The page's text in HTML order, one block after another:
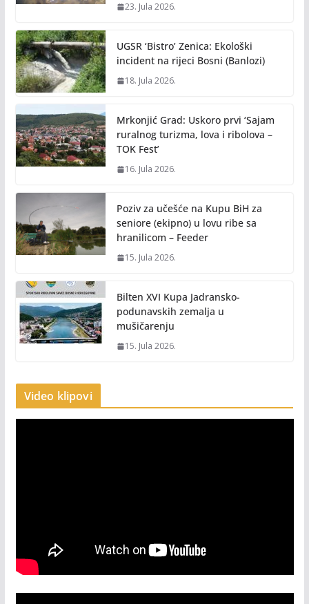
23. Jula 2026.
UGSR ‘Bistro’ Zenica: Ekološki
incident na rijeci Bosni (Banlozi)
18. Jula 2026.
Mrkonjić Grad: Uskoro prvi ‘Sajam
ruralnog turizma, lova i ribolova –
TOK Fest’
16. Jula 2026.
Poziv za učešće na Kupu BiH za
seniore (ekipno) u lovu ribe sa
hranilicom – Feeder
15. Jula 2026.
Bilten XVI Kupa Jadransko-
podunavskih zemalja u
mušičarenju
15. Jula 2026.
Video klipovi